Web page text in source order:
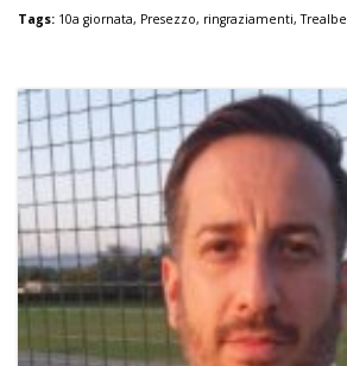
Tags: 10a giornata, Presezzo, ringraziamenti,Trealbe